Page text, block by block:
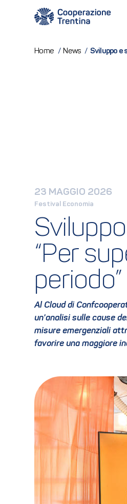
Home / News / Sviluppo e
23 MAGGIO 2026
Festival Economia
“Per
periodo”
Al Cloud di
un'analisi sulle cause
misure emergenziali
favorire una maggiore